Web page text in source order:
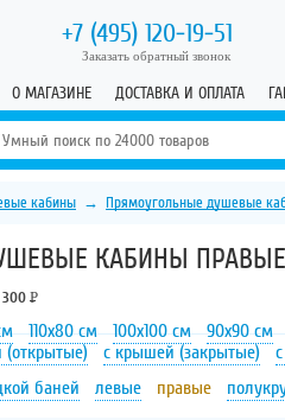
+7 (495) 120-19-51
Заказать обратный звонок
О МАГАЗИНЕ ДОСТАВКА И ОПЛАТА
кабины → Прямоугольные душевые
КАБИНЫ ПРАВЫЕ
300 Р
110х80 см 100х100 см
90х90 см
с крышей (закрытые)
баней левые правые